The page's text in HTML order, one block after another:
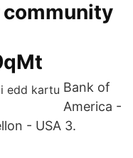
Bank of
America -
- USA 3.